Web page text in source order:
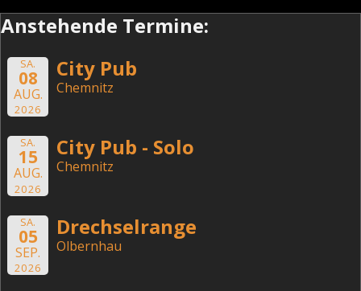
Anstehende Termine:
SA.
08
AUG.
2026
City Pub
Chemnitz
SA.
15
AUG.
2026
City Pub - Solo
Chemnitz
SA.
05
SEP.
2026
Drechselrange
Olbernhau